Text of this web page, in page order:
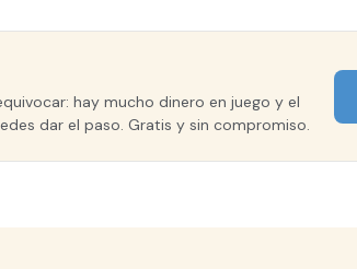
hay mucho dinero en juego y el
dar el paso. Gratis y sin compromiso.